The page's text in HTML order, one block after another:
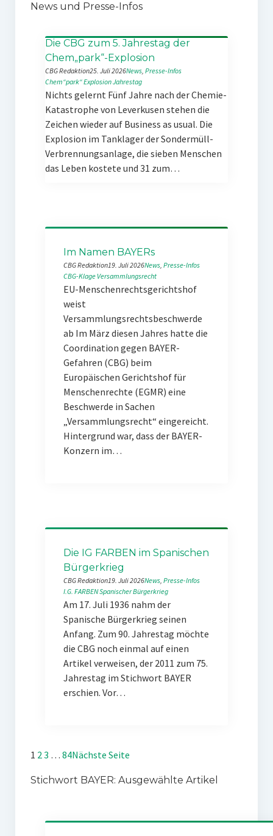
News und Presse-Infos
Die CBG zum 5. Jahrestag der
Chem„park“-Explosion
CBG Redaktion25. Juli 2026News, Presse-Infos
Chem“park“ExplosionJahrestag
Nichts gelernt Fünf Jahre nach der Chemie-
Katastrophe von Leverkusen stehen die
Zeichen wieder auf Business as usual. Die
Explosion im Tanklager der Sondermüll-
Verbrennungsanlage, die sieben Menschen
das Leben kostete und 31 zum…
Im Namen BAYERs
CBG Redaktion19. Juli 2026News, Presse-Infos
CBG-Klage Versammlungsrecht
EU-Menschenrechtsgerichtshof
weist
Versammlungsrechtsbeschwerde
ab Im März diesen Jahres hatte die
Coordination gegen BAYER-
Gefahren (CBG) beim
Europäischen Gerichtshof für
Menschenrechte (EGMR) eine
Beschwerde in Sachen
„Versammlungsrecht“ eingereicht.
Hintergrund war, dass der BAYER-
Konzern im…
Die IG FARBEN im Spanischen
Bürgerkrieg
CBG Redaktion19. Juli 2026News, Presse-Infos
I.G. FARBENSpanischer Bürgerkrieg
Am 17. Juli 1936 nahm der
Spanische Bürgerkrieg seinen
Anfang. Zum 90. Jahrestag möchte
die CBG noch einmal auf einen
Artikel verweisen, der 2011 zum 75.
Jahrestag im Stichwort BAYER
erschien. Vor…
1 23 … 84Nächste Seite
Stichwort BAYER: Ausgewählte Artikel